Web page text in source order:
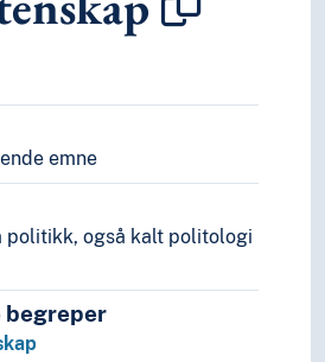
(Samfunnsvitenskap)
og perioder
emne
politikk, også kalt politologi
begreper